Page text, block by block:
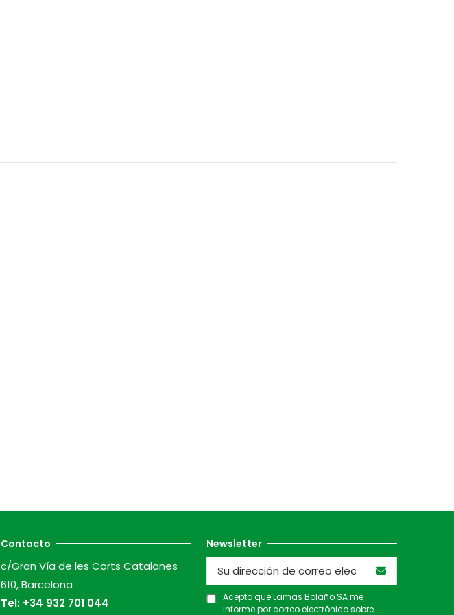
Contacto
c/Gran Vía de les Corts Catalanes
610, Barcelona
Tel: +34 932 701 044
Newsletter
Acepto que Lamas Bolaño SA me
informe por correo electrónico sobre